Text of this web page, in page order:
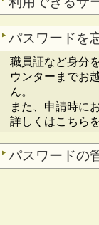
パスワードを
職員証など身分
ウンターまでお
ん。
また、申請時に
詳しくはこちら
パスワードの